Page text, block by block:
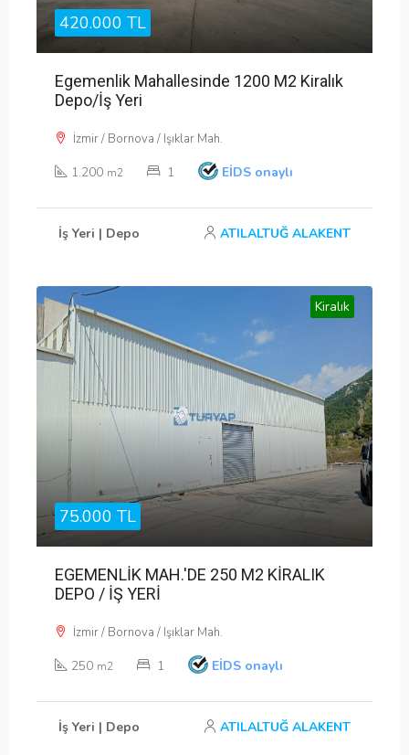
420.000 TL
Egemenlik Mahallesinde 1200 M2 Kiralık
Depo/İş Yeri
İzmir / Bornova / Işıklar Mah.
1.200 m2 1 EİDS onaylı
İş Yeri | Depo ATILALTUĞ ALAKENT
Kiralık
75.000 TL
EGEMENLİK MAH.'DE 250 M2 KİRALIK
DEPO / İŞ YERİ
İzmir / Bornova / Işıklar Mah.
250 m2 1 EİDS onaylı
İş Yeri | Depo ATILALTUĞ ALAKENT